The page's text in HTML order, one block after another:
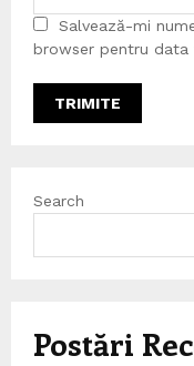
Salvează-mi
browser pentru data
Search
Postări